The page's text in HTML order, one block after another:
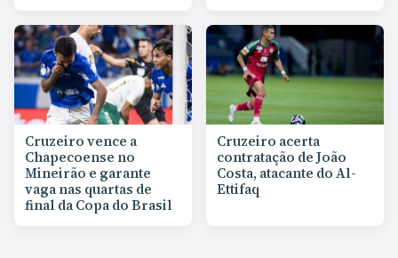
Cruzeiro vence a
Chapecoense no
Mineirão e garante
vaga nas quartas de
final da Copa do Brasil
Cruzeiro acerta
contratação de João
Costa, atacante do Al-
Ettifaq